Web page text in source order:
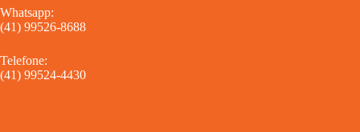
Whatsapp:
(41) 99526-8688
Telefone:
(41) 99524-4430